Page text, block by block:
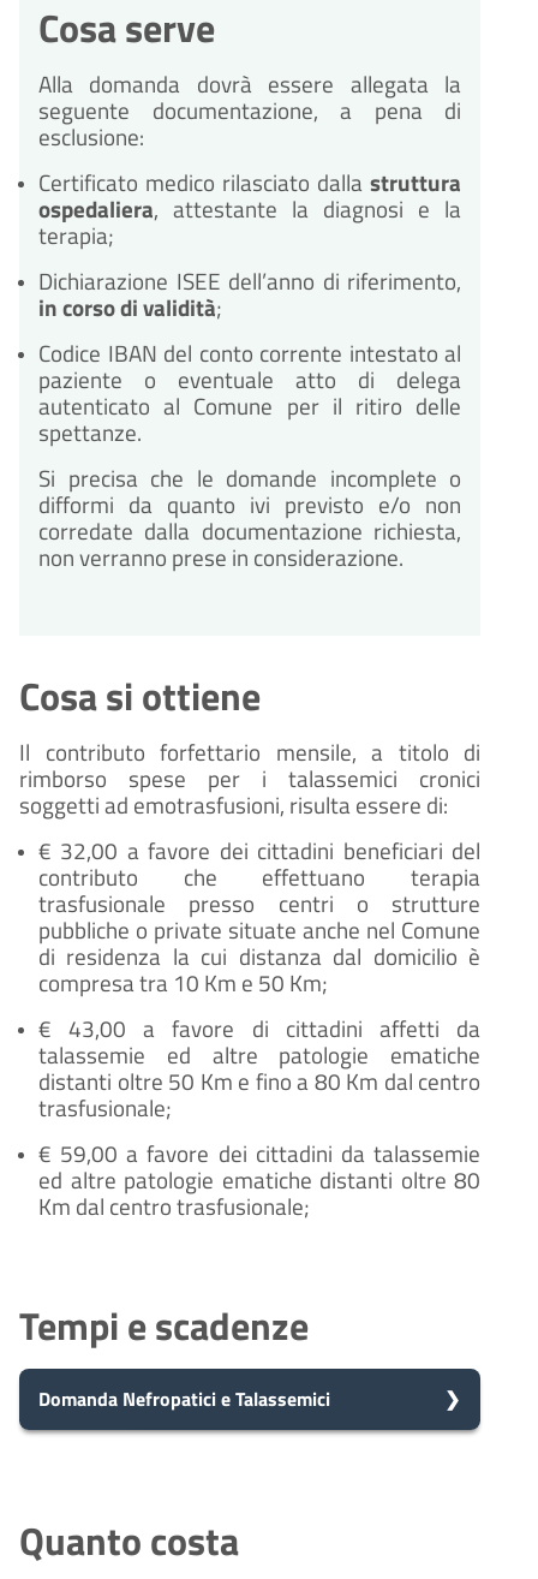
Cosa serve
Alla domanda dovrà essere allegata la
seguente documentazione, a pena di
esclusione:
Certificato medico rilasciato dalla struttura
ospedaliera, attestante la diagnosi e la
terapia;
Dichiarazione ISEE dell’anno di riferimento,
in corso di validità;
Codice IBAN del conto corrente intestato al
paziente o eventuale atto di delega
autenticato al Comune per il ritiro delle
spettanze.
Si precisa che le domande incomplete o
difformi da quanto ivi previsto e/o non
corredate dalla documentazione richiesta,
non verranno prese in considerazione.
Cosa si ottiene
Il contributo forfettario mensile, a titolo di
rimborso spese per i talassemici cronici
soggetti ad emotrasfusioni, risulta essere di:
€ 32,00 a favore dei cittadini beneficiari del
contributo che effettuano terapia
trasfusionale presso centri o strutture
pubbliche o private situate anche nel Comune
di residenza la cui distanza dal domicilio è
compresa tra 10 Km e 50 Km;
€ 43,00 a favore di cittadini affetti da
talassemie ed altre patologie ematiche
distanti oltre 50 Km e fino a 80 Km dal centro
trasfusionale;
€ 59,00 a favore dei cittadini da talassemie
ed altre patologie ematiche distanti oltre 80
Km dal centro trasfusionale;
Tempi e scadenze
Domanda Nefropatici e Talassemici
procedimento e prenderà in carico
la tua domanda in 5 giorni.
Quanto costa